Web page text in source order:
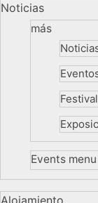
Noticias
más
Events menu
Alojamiento